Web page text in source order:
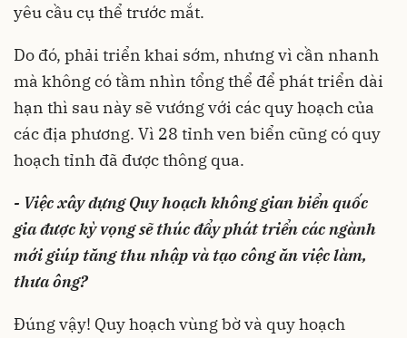
yêu cầu cụ thể trước mắt.
Do đó, phải triển khai sớm, nhưng vì cần nhanh
mà không có tầm nhìn tổng thể để phát triển dài
hạn thì sau này sẽ vướng với các quy hoạch của
các địa phương. Vì 28 tỉnh ven biển cũng có quy
hoạch tỉnh đã được thông qua.
- Việc xây dựng Quy hoạch không gian biển quốc
gia được kỳ vọng sẽ thúc đẩy phát triển các ngành
mới giúp tăng thu nhập và tạo công ăn việc làm,
thưa ông?
Đúng vậy! Quy hoạch vùng bờ và quy hoạch